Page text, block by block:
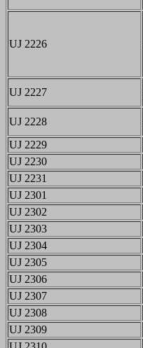
UJ 2226
UJ 2227
UJ 2228
UJ 2229
UJ 2230
UJ 2231
UJ 2301
UJ 2302
UJ 2303
UJ 2304
UJ 2305
UJ 2306
UJ 2307
UJ 2308
UJ 2309